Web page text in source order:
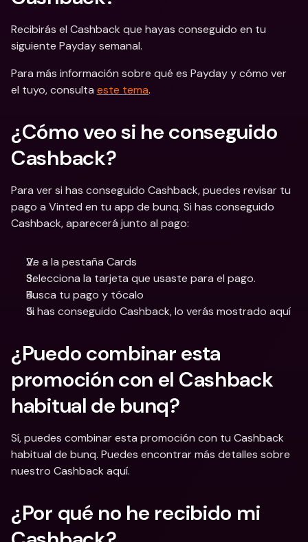
Recibirás el Cashback que hayas conseguido en tu
siguiente Payday semanal.
Para más información sobre qué es Payday y cómo ver
el tuyo, consulta este tema.
¿Cómo veo si he conseguido
Cashback?
Para ver si has conseguido Cashback, puedes revisar tu
pago a Vinted en tu app de bunq. Si has conseguido
Cashback, aparecerá junto al pago:
Ve a la pestaña Cards
Selecciona la tarjeta que usaste para el pago.
Busca tu pago y tócalo
Si has conseguido Cashback, lo verás mostrado aquí
¿Puedo combinar esta
promoción con el Cashback
habitual de bunq?
Sí, puedes combinar esta promoción con tu Cashback
habitual de bunq. Puedes encontrar más detalles sobre
nuestro Cashback aquí.
¿Por qué no he recibido mi